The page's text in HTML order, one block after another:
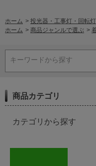
ホーム > 投光器・工事灯・回転灯
ホーム > 商品ジャンルで選ぶ >
キーワードから探す
商品カテゴリ
カテゴリから探す